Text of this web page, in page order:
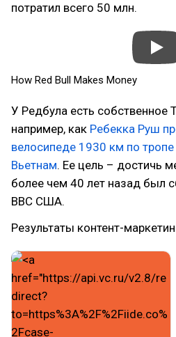
потратил всего 50 млн.
How Red Bull Makes Money
У Редбула есть собственное
например, как Ребекка Руш
велосипеде 1930 км по
Вьетнам. Ее цель – достичь
более чем 40 лет назад был
ВВС США.
Результаты контент-